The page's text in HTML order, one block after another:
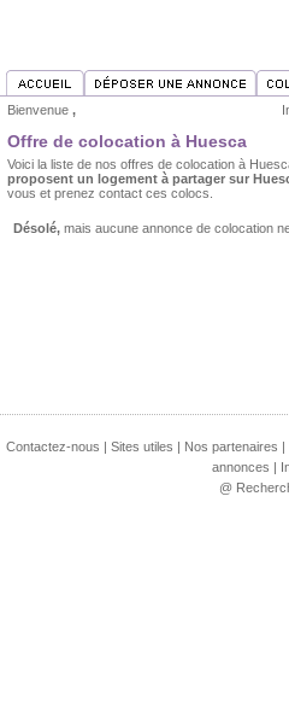
Bienvenue ,
Offre de colocation à Huesca
Voici la liste de nos offres de colocation à
proposent un logement à partager sur
vous et prenez contact ces colocs.
Désolé, mais aucune annonce de colocation
Contactez-nous | Sites utiles | Nos partenaires |
annonces |
@